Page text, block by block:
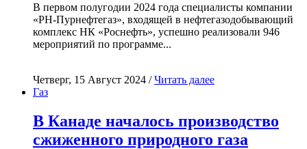
В первом полугодии 2024 года специалисты компании
«РН-Пурнефтегаз», входящей в нефтегазодобывающий
комплекс НК «Роснефть», успешно реализовали 946
мероприятий по программе...
Четверг, 15 Август 2024 /Читать далее
Газ
В Канаде началось производство
сжиженного природного газа